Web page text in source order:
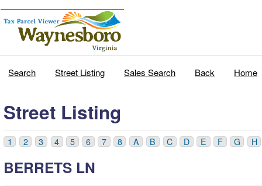
Search Street Listing Sales Search Back Home
Street Listing
1 2 3 4 5 6 7 8 A B C D E F G H
BERRETS LN